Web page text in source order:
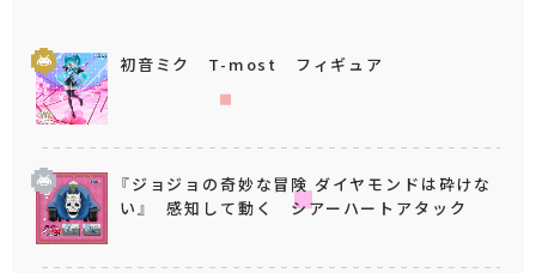
初音ミク T-most フィギュア
『ジョジョの奇妙な冒険 ダイヤモンドは砕けな
い』 感知して動く シアーハートアタック